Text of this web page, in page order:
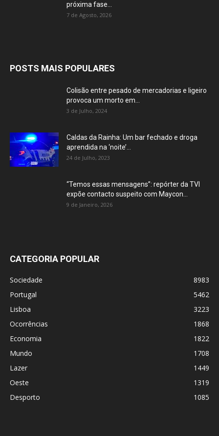
próxima fase...
7 de Agosto, 2026
POSTS MAIS POPULARES
Colisão entre pesado de mercadorias e ligeiro
provoca um morto em...
3 de Julho, 2024
Caldas da Rainha: Um bar fechado e droga
aprendida na ‘noite’...
24 de Julho, 2023
“Temos essas mensagens”: repórter da TVI
expõe contacto suspeito com Maycon...
9 de Janeiro, 2026
CATEGORIA POPULAR
Sociedade
8983
Portugal
5462
Lisboa
3223
Ocorrências
1868
Economia
1822
Mundo
1708
Lazer
1449
Oeste
1319
Desporto
1085